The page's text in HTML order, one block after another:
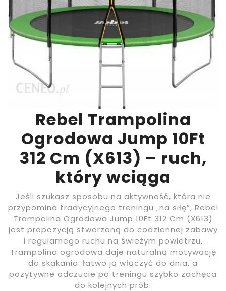
Rebel Trampolina
Ogrodowa Jump 10Ft
312 Cm (X613) – ruch,
który wciąga
Jeśli szukasz sposobu na aktywność, która nie
przypomina tradycyjnego treningu „na siłę”, Rebel
Trampolina Ogrodowa Jump 10Ft 312 Cm (X613)
jest propozycją stworzoną do codziennej zabawy
i regularnego ruchu na świeżym powietrzu.
Trampolina ogrodowa daje naturalną motywację
do skakania: łatwo ją włączyć do dnia, a
pozytywne odczucie po treningu szybko zachęca
do kolejnych prób.